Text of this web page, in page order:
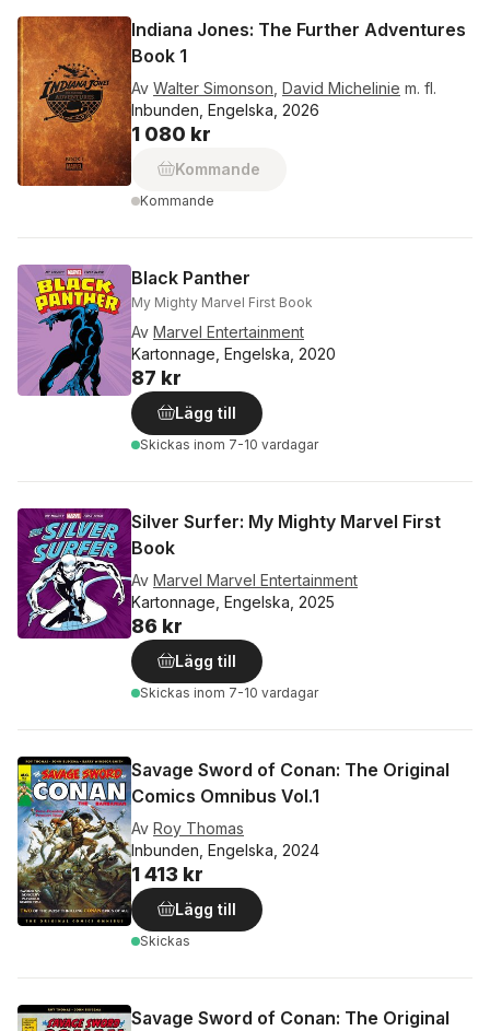
Indiana Jones: The Further Adventures
Book 1
Av Walter Simonson David Michelinie m. fl.
Inbunden, Engelska, 2026
1 080 kr
Kommande
Kommande
Black Panther
My Mighty Marvel First Book
Av Marvel Entertainment
Kartonnage, Engelska, 2020
87 kr
Lägg till
Skickas inom 7-10 vardagar
Silver Surfer: My Mighty Marvel First
Book
Av Marvel Marvel Entertainment
Kartonnage, Engelska, 2025
86 kr
Lägg till
Skickas inom 7-10 vardagar
Savage Sword of Conan: The Original
Comics Omnibus Vol.1
Av Roy Thomas
Inbunden, Engelska, 2024
1 413 kr
Lägg till
Skickas
Savage Sword of Conan: The Original